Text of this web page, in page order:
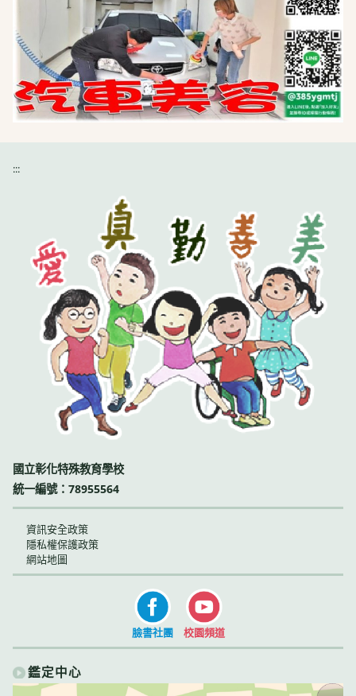
:::
國立彰化特殊教育學校
統一編號：78955564
資訊安全政策
隱私權保護政策
網站地圖
臉書社團 校園頻道
鑑定中心